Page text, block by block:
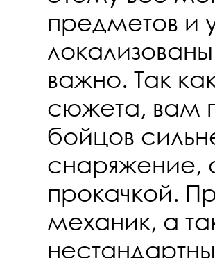
предметов и
важно. Так
сюжета, вам
бойцов
снаряжение,
прокачкой.
механик, а